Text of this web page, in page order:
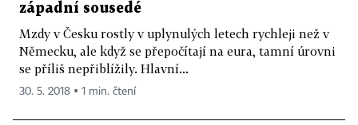
západní sousedé
Mzdy v Česku rostly v uplynulých letech rychleji než v
Německu, ale když se přepočítají na eura, tamní úrovni
se příliš nepřiblížily. Hlavní...
30. 5. 2018 ▪ 1 min. čtení